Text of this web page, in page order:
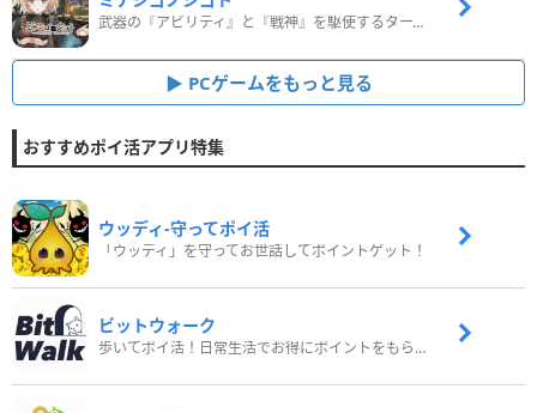
武器の『アビリティ』と『戦神』を駆使するターン制コマンドバトルRPG！
PCゲームをもっと見る
おすすめポイ活アプリ特集
ウッディ‐守ってポイ活
「ウッディ」を守ってお世話してポイントゲット！
ビットウォーク
歩いてポイ活！日常生活でお得にポイントをもらおう